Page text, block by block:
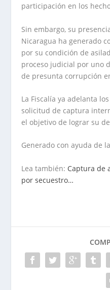
participación en los
Sin embargo, su
Nicaragua ha generado
por su condición de
proceso judicial por uno
de presunta corrupción
La Fiscalía ya adelanta
solicitud de captura
el objetivo de lograr su
Generado con ayuda de
Lea también: Captura de
por secuestro…